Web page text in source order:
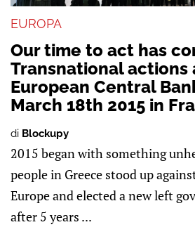
EUROPA
Our time to act has
Transnational actions
European Central
March 18th 2015 in
di Blockupy
2015 began with something
people in Greece stood up
Europe and elected a new left
after 5 years ...